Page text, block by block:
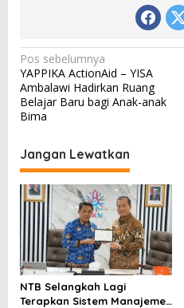
N
a
v
i
g
a
s
i
p
o
s
Pos sebelumnya
YAPPIKA ActionAid – YISA
Ambalawi Hadirkan Ruang
Belajar Baru bagi Anak-anak
Bima
Jangan Lewatkan
NTB Selangkah Lagi
Terapkan Sistem Manajemen